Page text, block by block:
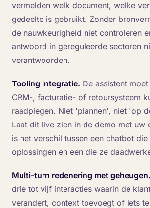
vermelden welk document, welke
gedeelte is gebruikt. Zonder
de nauwkeurigheid niet controleren
antwoord in gereguleerde sectoren
verantwoorden.
Tooling integratie. De assistent
CRM-, facturatie- of retoursysteem
raadplegen. Niet 'plannen', niet 'op
Laat dit live zien in de demo met uw
is het verschil tussen een chatbot
oplossingen en een die ze
Multi-turn redenering met geheugen.
drie tot vijf interacties waarin de
verandert, context toevoegt of iets